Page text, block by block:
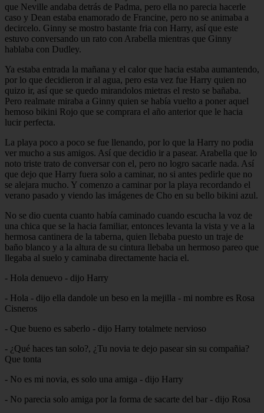
que Neville andaba detrás de Padma, pero ella no parecia hacerle
caso y Dean estaba enamorado de Francine, pero no se animaba a
decircelo. Ginny se mostro bastante fria con Harry, así que este
estuvo conversando un rato con Arabella mientras que Ginny
hablaba con Dudley.
Ya estaba entrada la mañana y el calor que hacia estaba aumantendo,
por lo que decidieron ir al agua, pero esta vez fue Harry quien no
quizo ir, así que se quedo mirandolos mietras el resto se bañaba.
Pero realmate miraba a Ginny quien se había vuelto a poner aquel
hemoso bikini Rojo que se comprara el año anterior que le hacia
lucir perfecta.
La playa poco a poco se fue llenando, por lo que la Harry no podia
ver mucho a sus amigos. Así que decidio ir a pasear. Arabella que lo
noto triste trato de conversar con el, pero no logro sacarle nada. Así
que dejo que Harry fuera solo a caminar, no si antes pedirle que no
se alejara mucho. Y comenzo a caminar por la playa recordando el
verano pasado y viendo las imágenes de Cho en su bello bikini azul.
No se dio cuenta cuanto había caminado cuando escucha la voz de
una chica que se la hacia familiar, entonces levanta la vista y ve a la
hermosa cantinera de la taberna, quien llebaba puesto un traje de
baño blanco y a la altura de su cintura llebaba un hermoso pareo que
llegaba al suelo y caminaba directamente hacia el.
- Hola denuevo - dijo Harry
- Hola - dijo ella dandole un beso en la mejilla - mi nombre es Rosa
Cisneros
- Que bueno es saberlo - dijo Harry totalmete nervioso
- ¿Qué haces tan solo?, ¿Tu novia te dejo pasear sin su compañia?
Que tonta
- No es mi novia, es solo una amiga - dijo Harry
- No parecia solo amiga por la forma de sacarte del bar - dijo Rosa